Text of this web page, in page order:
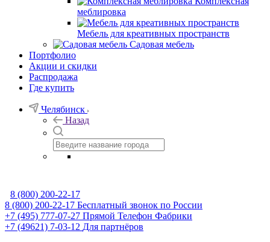
меблировка
Мебель для креативных пространств
Садовая мебель
Портфолио
Акции и скидки
Распродажа
Где купить
Челябинск
Назад
8 (800) 200-22-17
8 (800) 200-22-17 Бесплатный звонок по России
+7 (495) 777-07-27 Прямой Телефон Фабрики
+7 (49621) 7-03-12 Для партнёров